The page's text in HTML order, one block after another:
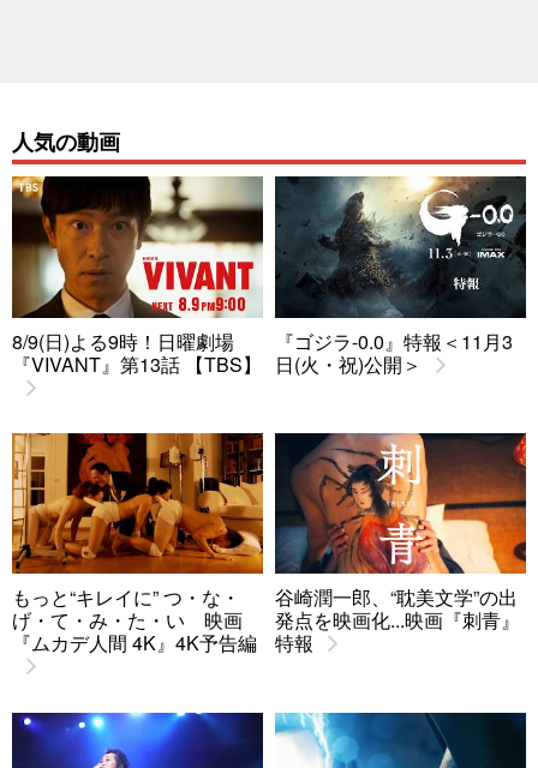
人気の動画
8/9(日)よる9時！日曜劇場
『VIVANT』第13話 【TBS】
『ゴジラ-0.0』特報＜11月3
日(火・祝)公開＞
もっと“キレイに” つ・な・
げ・て・み・た・い 映画
『ムカデ人間 4K』4K予告編
谷崎潤一郎、“耽美文学”の出
発点を映画化...映画『刺青』
特報